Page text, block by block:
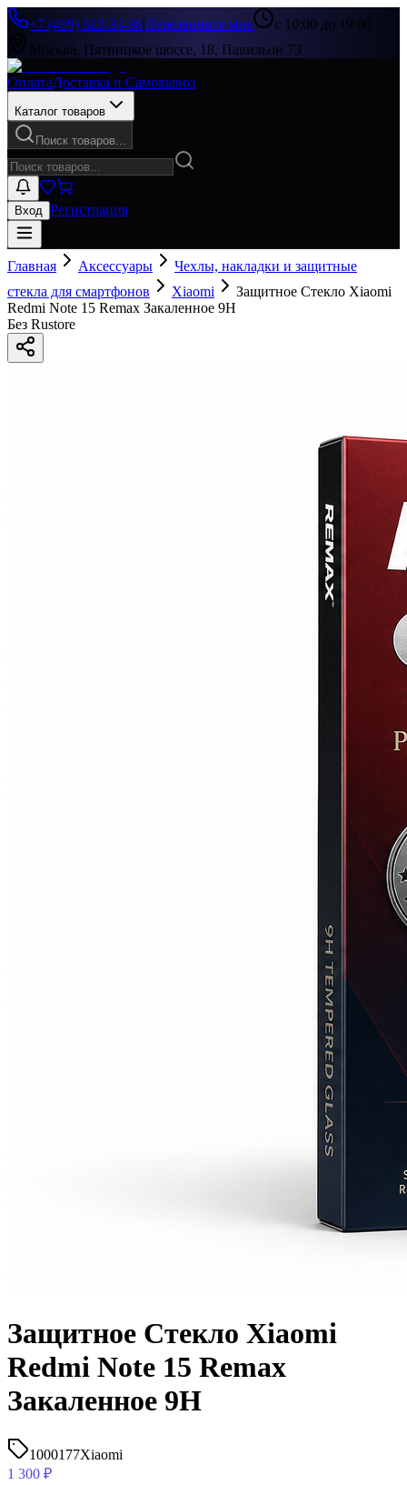
+7 (499) 322-33-86|Перезвоните мне
с 10:00 до 19:00
Москва, Пятницкое шоссе, 18, Павильон 73
ОплатаДоставка и Самовывоз
Каталог товаров
Поиск товаров...
Вход Регистрация
Главная Аксессуары
Чехлы, накладки и защитные
стекла для смартфонов
Xiaomi
Защитное Стекло Xiaomi
Redmi Note 15 Remax Закаленное 9H
Без Rustore
Защитное Стекло Xiaomi
Redmi Note 15 Remax
Закаленное 9H
1000177Xiaomi
1 300 ₽